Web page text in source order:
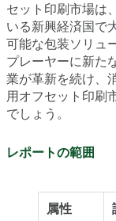
セット印刷市場は
いる新興経済国で
可能な包装ソリュ
プレーヤーに新た
業が革新を続け、
用オフセット印刷
でしょう。
レポートの範囲
属性